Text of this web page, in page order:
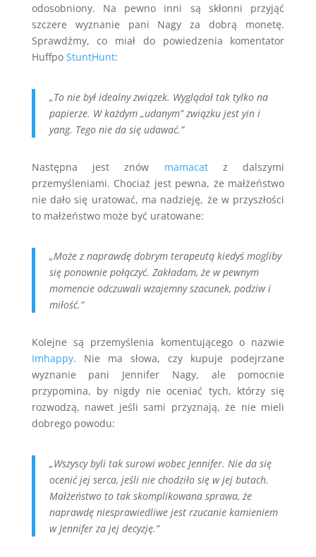
odosobniony. Na pewno inni są skłonni przyjąć
szczere wyznanie pani Nagy za dobrą monetę.
Sprawdźmy, co miał do powiedzenia komentator
Huffpo StuntHunt:
„To nie był idealny związek. Wyglądał tak tylko na
papierze. W każdym „udanym” związku jest yin i
yang. Tego nie da się udawać.”
Następna jest znów mamacatz dalszymi
przemyśleniami. Chociaż jest pewna, że małżeństwo
nie dało się uratować, ma nadzieję, że w przyszłości
to małżeństwo może być uratowane:
„Może z naprawdę dobrym terapeutą kiedyś mogliby
się ponownie połączyć. Zakładam, że w pewnym
momencie odczuwali wzajemny szacunek, podziw i
miłość.”
Kolejne są przemyślenia komentującego o nazwie
Imhappy. Nie ma słowa, czy kupuje podejrzane
wyznanie pani Jennifer Nagy, ale pomocnie
przypomina, by nigdy nie oceniać tych, którzy się
rozwodzą, nawet jeśli sami przyznają, że nie mieli
dobrego powodu:
„Wszyscy byli tak surowi wobec Jennifer. Nie da się
ocenić jej serca, jeśli nie chodziło się w jej butach.
Małżeństwo to tak skomplikowana sprawa, że
naprawdę niesprawiedliwe jest rzucanie kamieniem
w Jennifer za jej decyzję.”